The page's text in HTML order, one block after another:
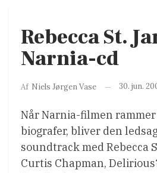
Rebecca St.
Narnia-cd
Af Niels Jørgen Vase 30. jun.
Når Narnia-filmen
biografer, bliver den
soundtrack med Rebecca
Curtis Chapman,